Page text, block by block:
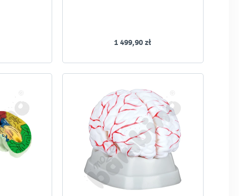
1 499,90 zł